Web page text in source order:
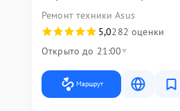
Ремонт техники Asus
5,0282 оценки
Открыто до 21:00
Маршрут